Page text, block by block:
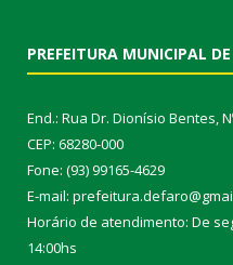
PREFEITURA MUNICIPAL
End.: Rua Dr. Dionísio Bentes,
CEP: 68280-000
Fone: (93) 99165-4629
E-mail:
Horário de atendimento: De
14:00hs